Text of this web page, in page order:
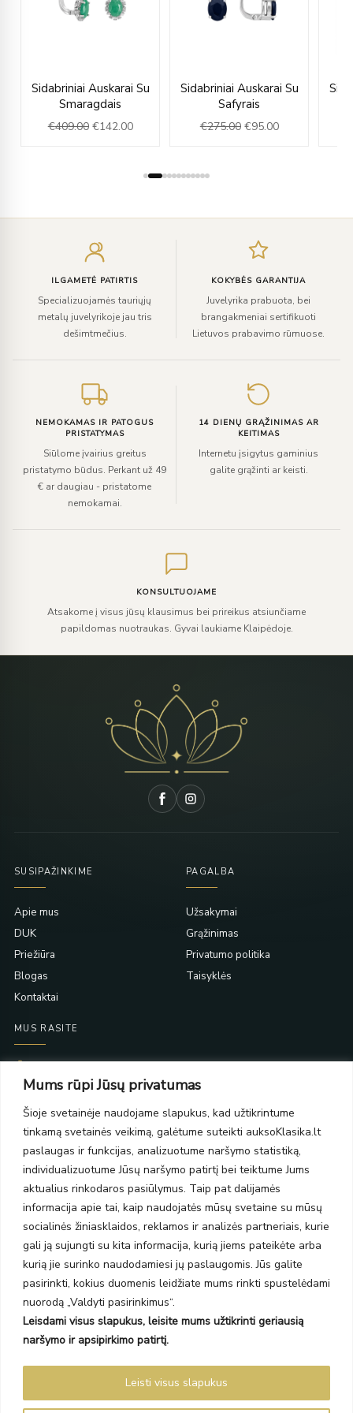
Mums rūpi Jūsų privatumas
Šioje svetainėje naudojame slapukus, kad užtikrintume
tinkamą svetainės veikimą, galėtume suteikti auksoKlasika.lt
paslaugas ir funkcijas, analizuotume naršymo statistiką,
individualizuotume Jūsų naršymo patirtį bei teiktume Jums
aktualius rinkodaros pasiūlymus. Taip pat dalijamės
informacija apie tai, kaip naudojatės mūsų svetaine su mūsų
socialinės žiniasklaidos, reklamos ir analizės partneriais, kurie
gali ją sujungti su kita informacija, kurią jiems pateikėte arba
kurią jie surinko naudodamiesi jų paslaugomis. Jūs galite
pasirinkti, kokius duomenis leidžiate mums rinkti spustelėdami
nuorodą „Valdyti pasirinkimus“.
Leisdami visus slapukus, leisite mums užtikrinti geriausią
naršymo ir apsipirkimo patirtį.
Leisti visus slapukus
Sidabriniai Auskarai Su
Smaragdais
€409.00
price
was:
€409.00.
€142.00
price
€142.00.
Sidabriniai Auskarai Su
Safyrais
€275.00
price
was:
€275.00.
€95.00
price
€95.00.
ILGAMETĖ PATIRTIS
Specializuojamės tauriųjų
metalų juvelyrikoje jau tris
dešimtmečius.
KOKYBĖS GARANTIJA
Juvelyrika prabuota, bei
brangakmeniai sertifikuoti
Lietuvos prabavimo rūmuose.
NEMOKAMAS IR PATOGUS
PRISTATYMAS
Siūlome įvairius greitus
pristatymo būdus. Perkant už 49
€ ar daugiau - pristatome
nemokamai.
14 DIENŲ GRĄŽINIMAS AR
KEITIMAS
Internetu įsigytus gaminius
galite grąžinti ar keisti.
KONSULTUOJAME
Atsakome į visus jūsų klausimus bei prireikus atsiunčiame
papildomas nuotraukas. Gyvai laukiame Klaipėdoje.
SUSIPAŽINKIME
Apie mus
DUK
Priežiūra
Blogas
Kontaktai
PAGALBA
Užsakymai
Grąžinimas
Privatumo politika
Taisyklės
MUS RASITE
PC Molas, Klaipėda
PC BIG 2, Klaipėda
Šilutės pl. 35
PC Banginis, Klaipėda
NAUJIENLAIŠKIS
Prenumeruokite ir gaukite pasiūlymus, naujienas bei riboto
leidimo kolekcijas.
SIŲSTI
Auksoklasika.lt © 2026 Visos teisės saugomos